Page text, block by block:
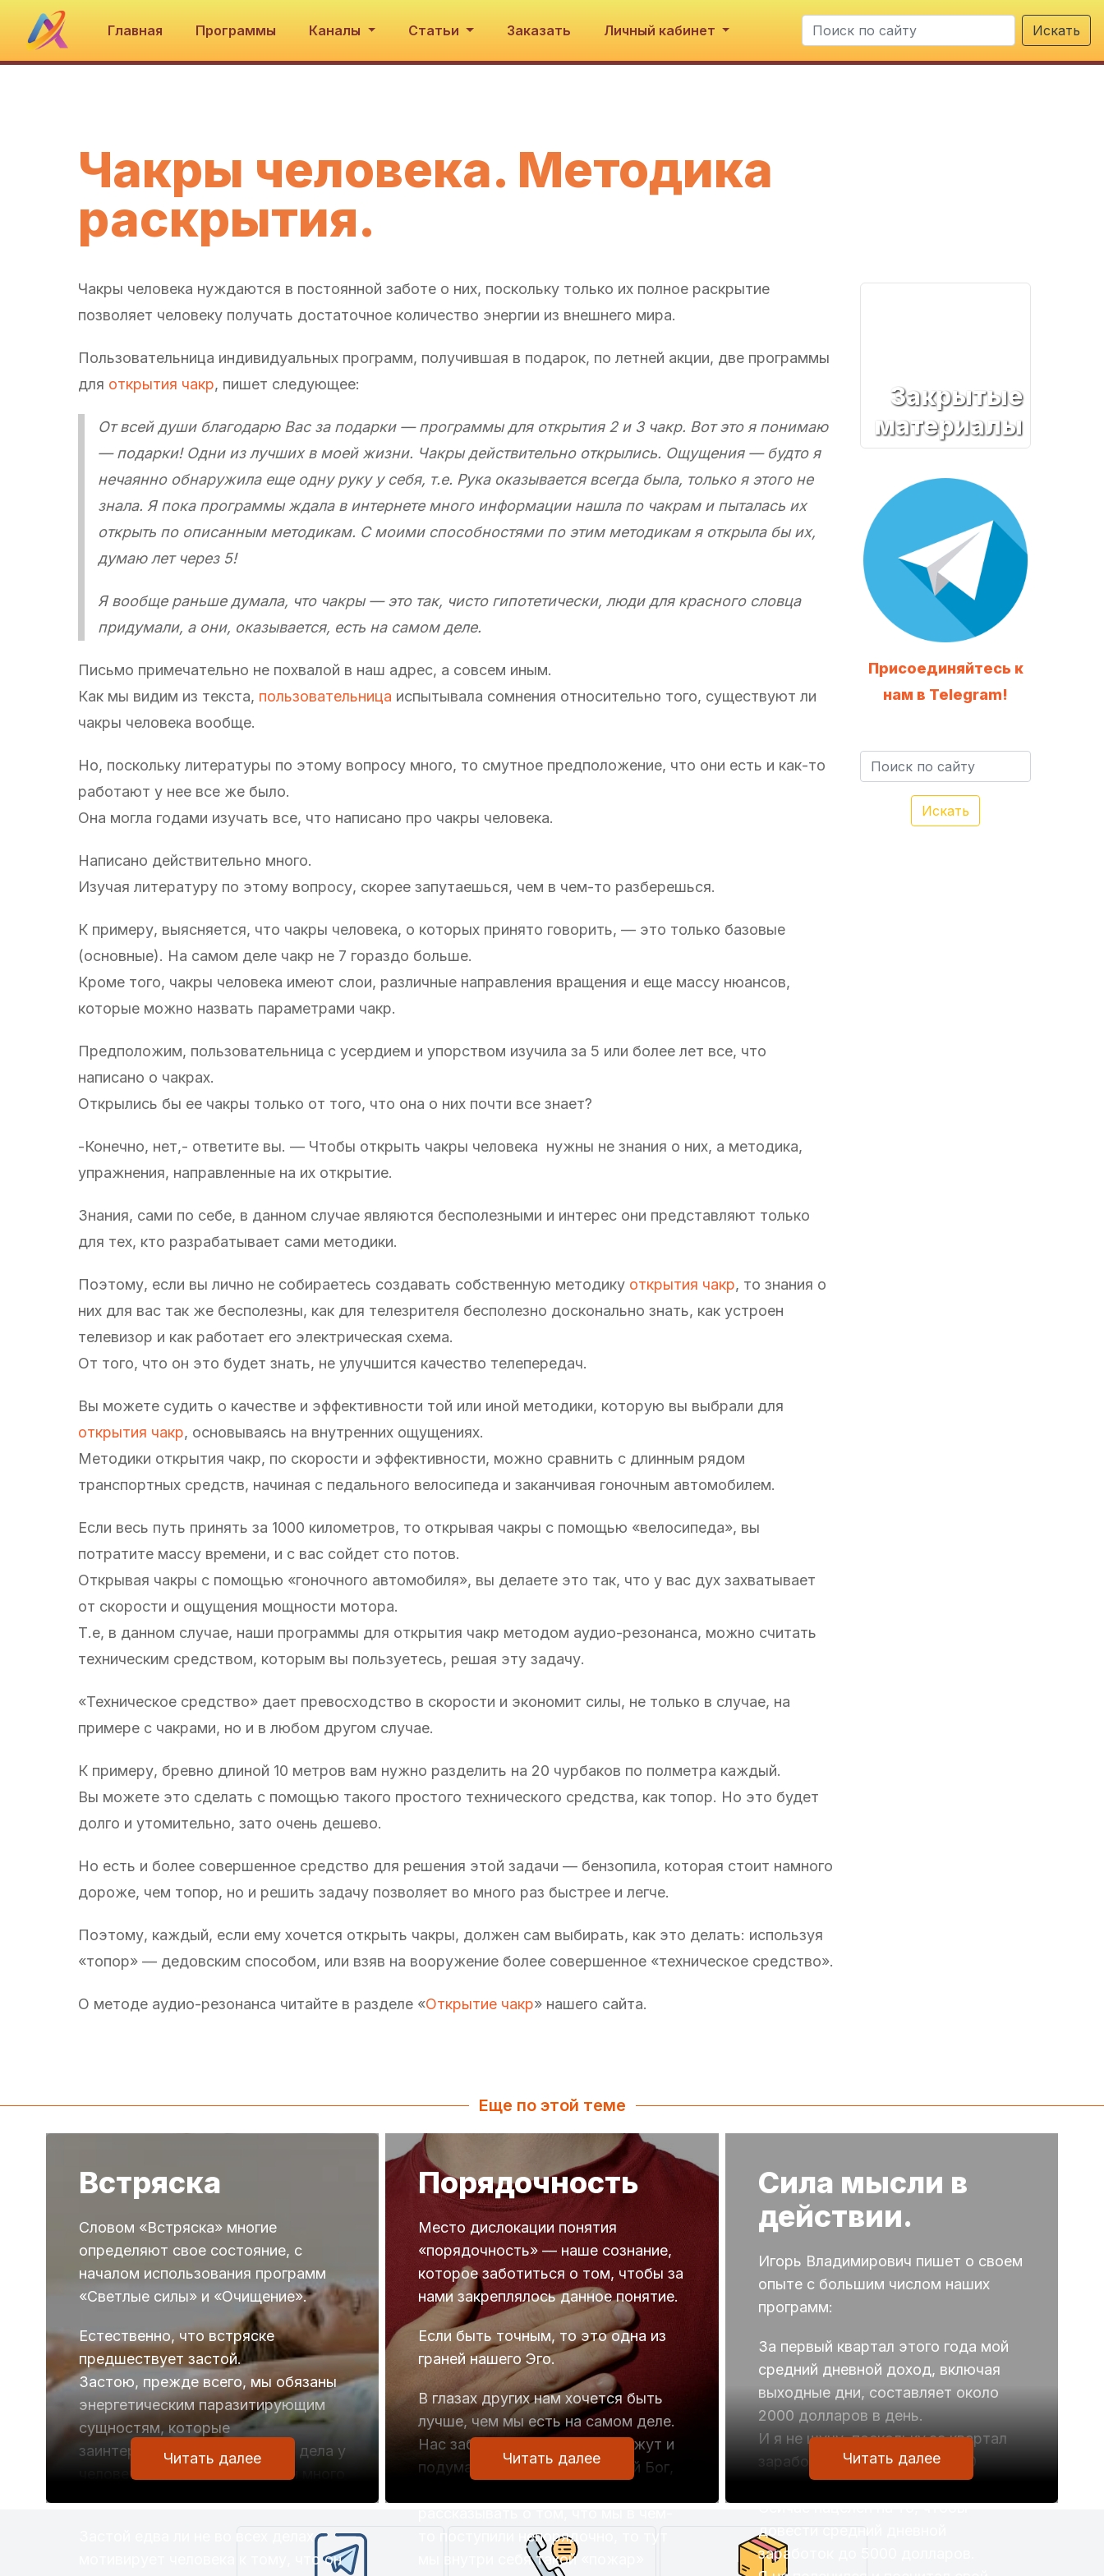
Главная Программы Каналы Статьи Заказать Личный кабинет Искать
Чакры человека. Методика
раскрытия.
Чакры человека нуждаются в постоянной заботе о них, поскольку только их полное раскрытие
позволяет человеку получать достаточное количество энергии из внешнего мира.
Пользовательница индивидуальных программ, получившая в подарок, по летней акции, две программы
для открытия чакр, пишет следующее:
От всей души благодарю Вас за подарки — программы для открытия 2 и 3 чакр. Вот это я понимаю
— подарки! Одни из лучших в моей жизни. Чакры действительно открылись. Ощущения — будто я
нечаянно обнаружила еще одну руку у себя, т.е. Рука оказывается всегда была, только я этого не
знала. Я пока программы ждала в интернете много информации нашла по чакрам и пыталась их
открыть по описанным методикам. С моими способностями по этим методикам я открыла бы их,
думаю лет через 5!
Я вообще раньше думала, что чакры — это так, чисто гипотетически, люди для красного словца
придумали, а они, оказывается, есть на самом деле.
Письмо примечательно не похвалой в наш адрес, а совсем иным.
Как мы видим из текста, пользовательница испытывала сомнения относительно того, существуют ли
чакры человека вообще.
Но, поскольку литературы по этому вопросу много, то смутное предположение, что они есть и как-то
работают у нее все же было.
Она могла годами изучать все, что написано про чакры человека.
Написано действительно много.
Изучая литературу по этому вопросу, скорее запутаешься, чем в чем-то разберешься.
К примеру, выясняется, что чакры человека, о которых принято говорить, — это только базовые
(основные). На самом деле чакр не 7 гораздо больше.
Кроме того, чакры человека имеют слои, различные направления вращения и еще массу нюансов,
которые можно назвать параметрами чакр.
Предположим, пользовательница с усердием и упорством изучила за 5 или более лет все, что
написано о чакрах.
Открылись бы ее чакры только от того, что она о них почти все знает?
-Конечно, нет,- ответите вы. — Чтобы открыть чакры человека нужны не знания о них, а методика,
упражнения, направленные на их открытие.
Знания, сами по себе, в данном случае являются бесполезными и интерес они представляют только
для тех, кто разрабатывает сами методики.
Поэтому, если вы лично не собираетесь создавать собственную методику открытия чакр, то знания о
них для вас так же бесполезны, как для телезрителя бесполезно досконально знать, как устроен
телевизор и как работает его электрическая схема.
От того, что он это будет знать, не улучшится качество телепередач.
Вы можете судить о качестве и эффективности той или иной методики, которую вы выбрали для
открытия чакр, основываясь на внутренних ощущениях.
Методики открытия чакр, по скорости и эффективности, можно сравнить с длинным рядом
транспортных средств, начиная с педального велосипеда и заканчивая гоночным автомобилем.
Если весь путь принять за 1000 километров, то открывая чакры с помощью «велосипеда», вы
потратите массу времени, и с вас сойдет сто потов.
Открывая чакры с помощью «гоночного автомобиля», вы делаете это так, что у вас дух захватывает
от скорости и ощущения мощности мотора.
Т.е, в данном случае, наши программы для открытия чакр методом аудио-резонанса, можно считать
техническим средством, которым вы пользуетесь, решая эту задачу.
«Техническое средство» дает превосходство в скорости и экономит силы, не только в случае, на
примере с чакрами, но и в любом другом случае.
К примеру, бревно длиной 10 метров вам нужно разделить на 20 чурбаков по полметра каждый.
Вы можете это сделать с помощью такого простого технического средства, как топор. Но это будет
долго и утомительно, зато очень дешево.
Но есть и более совершенное средство для решения этой задачи — бензопила, которая стоит намного
дороже, чем топор, но и решить задачу позволяет во много раз быстрее и легче.
Поэтому, каждый, если ему хочется открыть чакры, должен сам выбирать, как это делать: используя
«топор» — дедовским способом, или взяв на вооружение более совершенное «техническое средство».
О методе аудио-резонанса читайте в разделе «Открытие чакр» нашего сайта.
Закрытые
материалы
Присоединяйтесь к
нам в Telegram!
Искать
Еще по этой теме
Встряска
Словом «Встряска» многие
определяют свое состояние, с
началом использования программ
«Светлые силы» и «Очищение».
Естественно, что встряске
предшествует застой.
Застою, прежде всего, мы обязаны
энергетическим паразитирующим
сущностям, которые
заинтересованы в том, чтобы дела у
человека шли плохо, чтобы он много
Застой едва ли не во всех делах
мотивирует человека к тому, что он
Читать далее
Порядочность
Место дислокации понятия
«порядочность» — наше сознание,
которое заботиться о том, чтобы за
нами закреплялось данное понятие.
Если быть точным, то это одна из
граней нашего Эго.
В глазах других нам хочется быть
лучше, чем мы есть на самом деле.
Нас заботит то, что о нас скажут и
подумают другие. А уж не дай Бог,
то поступили непорядочно, то тут
мы внутри себя такой «пожар»
Читать далее
Сила мысли в
действии.
Игорь Владимирович пишет о своем
опыте с большим числом наших
программ:
За первый квартал этого года мой
средний дневной доход, включая
выходные дни, составляет около
2000 долларов в день.
И я не шучу, поскольку за квартал
заработал без малого 180 000
долларов.
Сейчас нацелен на то, чтобы
довести средний дневной
заработок до 5000 долларов.
Читать далее